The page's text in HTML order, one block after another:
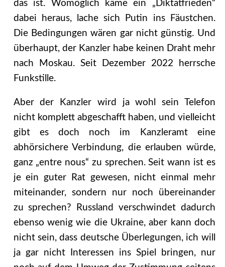
das ist. Womöglich käme ein „Diktatfrieden“
dabei heraus, lache sich Putin ins Fäustchen.
Die Bedingungen wären gar nicht günstig. Und
überhaupt, der Kanzler habe keinen Draht mehr
nach Moskau. Seit Dezember 2022 herrsche
Funkstille.
Aber der Kanzler wird ja wohl sein Telefon
nicht komplett abgeschafft haben, und vielleicht
gibt es doch noch im Kanzleramt eine
abhörsichere Verbindung, die erlauben würde,
ganz „entre nous“ zu sprechen. Seit wann ist es
je ein guter Rat gewesen, nicht einmal mehr
miteinander, sondern nur noch übereinander
zu sprechen? Russland verschwindet dadurch
ebenso wenig wie die Ukraine, aber kann doch
nicht sein, dass deutsche Überlegungen, ich will
ja gar nicht Interessen ins Spiel bringen, nur